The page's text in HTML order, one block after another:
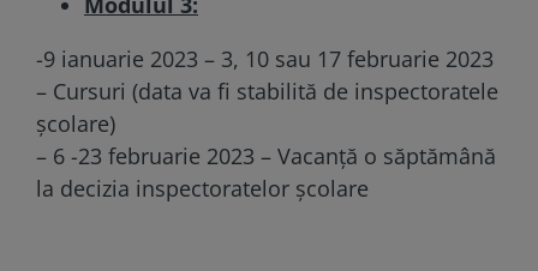
-9 ianuarie 2023 – 3, 10 sau 17 februarie 2023
– Cursuri (data va fi stabilită de inspectoratele
școlare)
– 6 -23 februarie 2023 – Vacanță o săptămână
la decizia inspectoratelor școlare